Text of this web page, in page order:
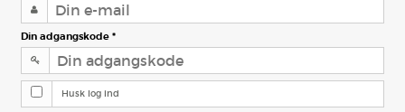
Din adgangskode *
Husk log ind